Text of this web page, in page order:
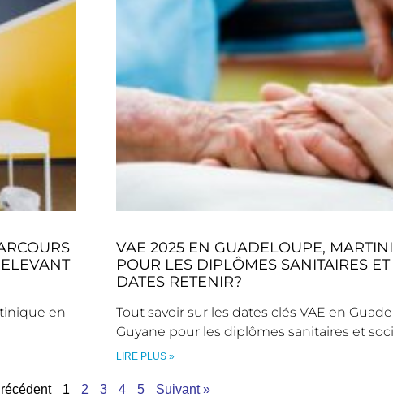
en
VAE 2025 EN GUADELOUPE,
POUR LES DIPLÔMES SANITAIRES
DATES RETENIR?
Tout savoir sur les dates clés VAE en
Guyane pour les diplômes sanitaires et
LIRE PLUS »
1 2 3 4 5 Suivant »